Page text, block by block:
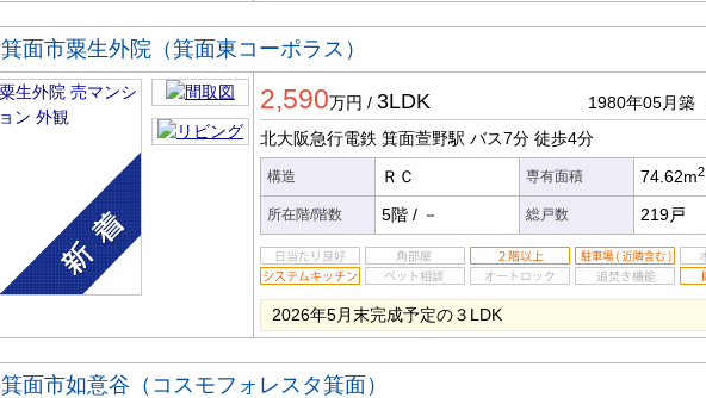
箕面市粟生外院（箕面東コーポラス）
2,590万円 / 3LDK 1980年05月築
北大阪急行電鉄 箕面萱野駅 バス7分 徒歩4分
構造 ＲＣ 専有面積 74.62m2
所在階/階数 5階 / － 総戸数 219戸
2026年5月末完成予定の３LDK
箕面市如意谷（コスモフォレスタ箕面）